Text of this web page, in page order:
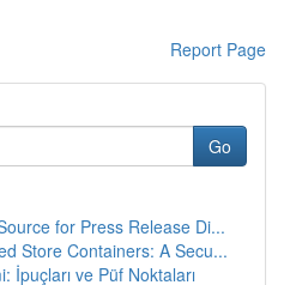
Report Page
Go
for Press Release Di...
Store Containers: A Secu...
İpuçları ve Püf Noktaları